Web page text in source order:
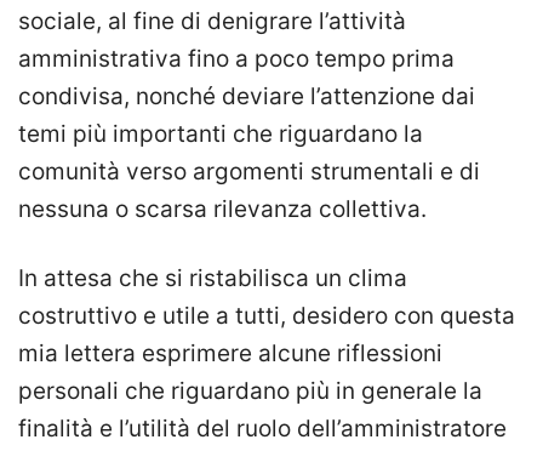
sociale, al fine di denigrare l’attività
amministrativa fino a poco tempo prima
condivisa, nonché deviare l’attenzione dai
temi più importanti che riguardano la
comunità verso argomenti strumentali e di
nessuna o scarsa rilevanza collettiva.
In attesa che si ristabilisca un clima
costruttivo e utile a tutti, desidero con questa
mia lettera esprimere alcune riflessioni
personali che riguardano più in generale la
finalità e l’utilità del ruolo dell’amministratore